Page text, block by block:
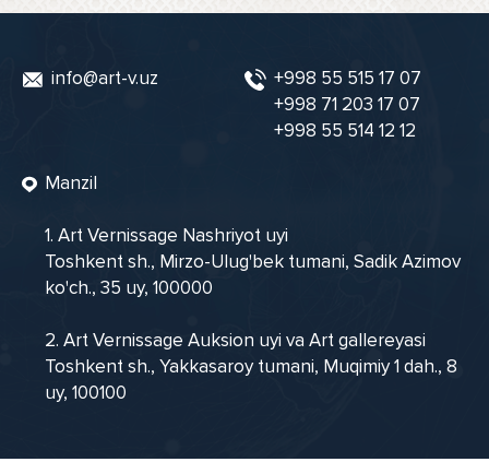
info@art-v.uz
+998 55 515 17 07
+998 71 203 17 07
+998 55 514 12 12
Manzil
1. Art Vernissage Nashriyot uyi
Toshkent sh., Mirzo-Ulug'bek tumani, Sadik Azimov
ko'ch., 35 uy, 100000
2. Art Vernissage Auksion uyi va Art gallereyasi
Toshkent sh., Yakkasaroy tumani, Muqimiy 1 dah., 8
uy, 100100